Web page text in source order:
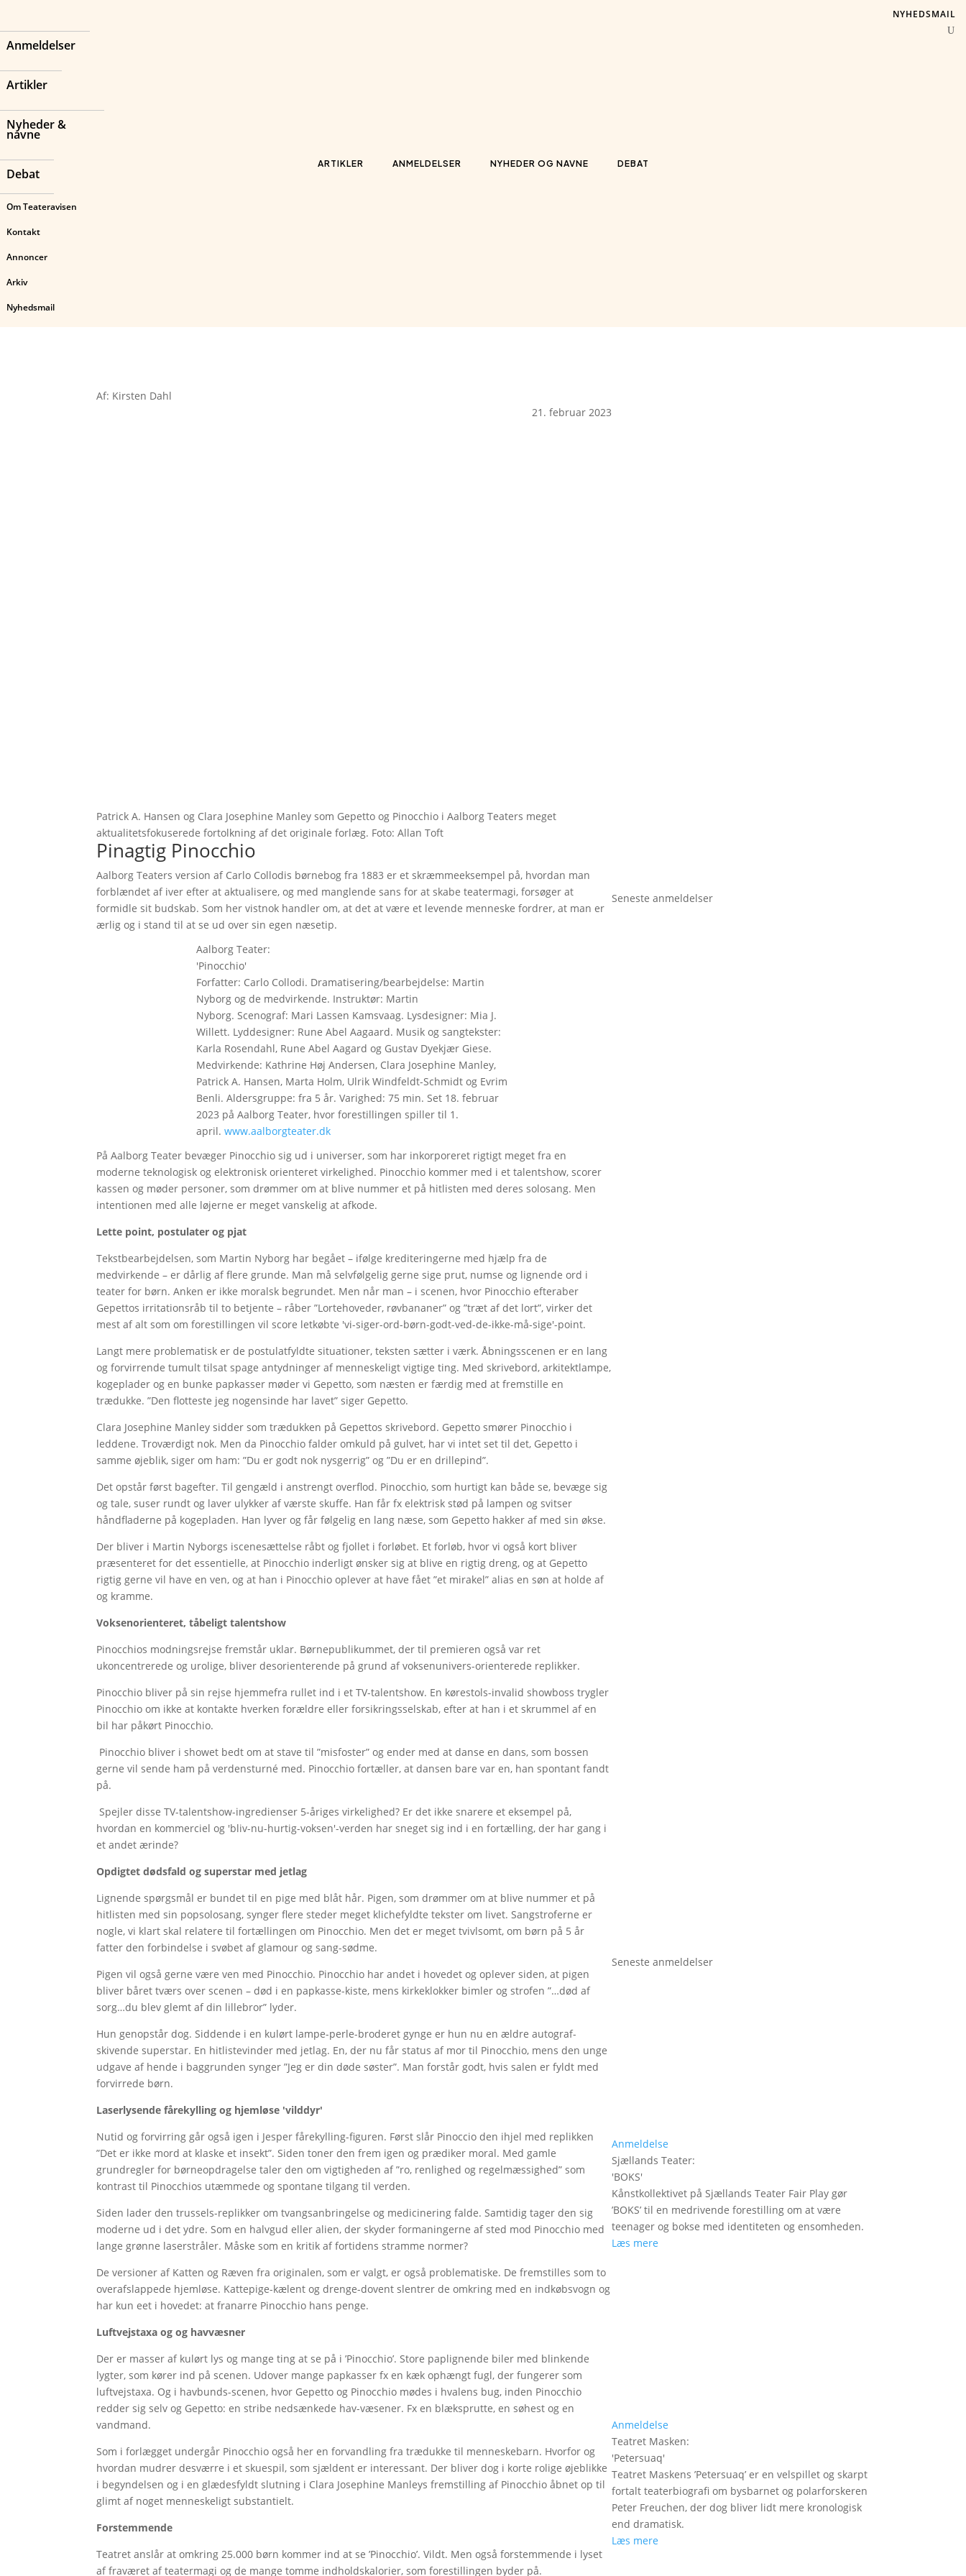
Anmeldelser
Artikler
Nyheder &
navne
Debat
Om Teateravisen
Kontakt
Annoncer
Arkiv
Nyhedsmail
ARTIKLER ANMELDELSER NYHEDER OG NAVNE DEBAT
NYHEDSMAIL
Af: Kirsten Dahl
21. februar 2023
Patrick A. Hansen og Clara Josephine Manley som Gepetto og Pinocchio i Aalborg Teaters meget
aktualitetsfokuserede fortolkning af det originale forlæg. Foto: Allan Toft
Pinagtig Pinocchio
Aalborg Teaters version af Carlo Collodis børnebog fra 1883 er et skræmmeeksempel på, hvordan man
forblændet af iver efter at aktualisere, og med manglende sans for at skabe teatermagi, forsøger at
formidle sit budskab. Som her vistnok handler om, at det at være et levende menneske fordrer, at man er
ærlig og i stand til at se ud over sin egen næsetip.
Aalborg Teater:
'Pinocchio'
Forfatter: Carlo Collodi. Dramatisering/bearbejdelse: Martin
Nyborg og de medvirkende. Instruktør: Martin
Nyborg. Scenograf: Mari Lassen Kamsvaag. Lysdesigner: Mia J.
Willett. Lyddesigner: Rune Abel Aagaard. Musik og sangtekster:
Karla Rosendahl, Rune Abel Aagard og Gustav Dyekjær Giese.
Medvirkende: Kathrine Høj Andersen, Clara Josephine Manley,
Patrick A. Hansen, Marta Holm, Ulrik Windfeldt-Schmidt og Evrim
Benli. Aldersgruppe: fra 5 år. Varighed: 75 min. Set 18. februar
2023 på Aalborg Teater, hvor forestillingen spiller til 1.
april. www.aalborgteater.dk
På Aalborg Teater bevæger Pinocchio sig ud i universer, som har inkorporeret rigtigt meget fra en
moderne teknologisk og elektronisk orienteret virkelighed. Pinocchio kommer med i et talentshow, scorer
kassen og møder personer, som drømmer om at blive nummer et på hitlisten med deres solosang. Men
intentionen med alle løjerne er meget vanskelig at afkode.
Lette point, postulater og pjat
Tekstbearbejdelsen, som Martin Nyborg har begået – ifølge krediteringerne med hjælp fra de
medvirkende – er dårlig af flere grunde. Man må selvfølgelig gerne sige prut, numse og lignende ord i
teater for børn. Anken er ikke moralsk begrundet. Men når man – i scenen, hvor Pinocchio efteraber
Gepettos irritationsråb til to betjente – råber ”Lortehoveder, røvbananer” og ”træt af det lort”, virker det
mest af alt som om forestillingen vil score letkøbte 'vi-siger-ord-børn-godt-ved-de-ikke-må-sige'-point.
Langt mere problematisk er de postulatfyldte situationer, teksten sætter i værk. Åbningsscenen er en lang
og forvirrende tumult tilsat spage antydninger af menneskeligt vigtige ting. Med skrivebord, arkitektlampe,
kogeplader og en bunke papkasser møder vi Gepetto, som næsten er færdig med at fremstille en
trædukke. ”Den flotteste jeg nogensinde har lavet” siger Gepetto.
Clara Josephine Manley sidder som trædukken på Gepettos skrivebord. Gepetto smører Pinocchio i
leddene. Troværdigt nok. Men da Pinocchio falder omkuld på gulvet, har vi intet set til det, Gepetto i
samme øjeblik, siger om ham: ”Du er godt nok nysgerrig” og ”Du er en drillepind”.
Det opstår først bagefter. Til gengæld i anstrengt overflod. Pinocchio, som hurtigt kan både se, bevæge sig
og tale, suser rundt og laver ulykker af værste skuffe. Han får fx elektrisk stød på lampen og svitser
håndfladerne på kogepladen. Han lyver og får følgelig en lang næse, som Gepetto hakker af med sin økse.
Der bliver i Martin Nyborgs iscenesættelse råbt og fjollet i forløbet. Et forløb, hvor vi også kort bliver
præsenteret for det essentielle, at Pinocchio inderligt ønsker sig at blive en rigtig dreng, og at Gepetto
rigtig gerne vil have en ven, og at han i Pinocchio oplever at have fået ”et mirakel” alias en søn at holde af
og kramme.
Voksenorienteret, tåbeligt talentshow
Pinocchios modningsrejse fremstår uklar. Børnepublikummet, der til premieren også var ret
ukoncentrerede og urolige, bliver desorienterende på grund af voksenunivers-orienterede replikker.
Pinocchio bliver på sin rejse hjemmefra rullet ind i et TV-talentshow. En kørestols-invalid showboss trygler
Pinocchio om ikke at kontakte hverken forældre eller forsikringsselskab, efter at han i et skrummel af en
bil har påkørt Pinocchio.
Pinocchio bliver i showet bedt om at stave til ”misfoster” og ender med at danse en dans, som bossen
gerne vil sende ham på verdensturné med. Pinocchio fortæller, at dansen bare var en, han spontant fandt
på.
Spejler disse TV-talentshow-ingredienser 5-åriges virkelighed? Er det ikke snarere et eksempel på,
hvordan en kommerciel og 'bliv-nu-hurtig-voksen'-verden har sneget sig ind i en fortælling, der har gang i
et andet ærinde?
Opdigtet dødsfald og superstar med jetlag
Lignende spørgsmål er bundet til en pige med blåt hår. Pigen, som drømmer om at blive nummer et på
hitlisten med sin popsolosang, synger flere steder meget klichefyldte tekster om livet. Sangstroferne er
nogle, vi klart skal relatere til fortællingen om Pinocchio. Men det er meget tvivlsomt, om børn på 5 år
fatter den forbindelse i svøbet af glamour og sang-sødme.
Pigen vil også gerne være ven med Pinocchio. Pinocchio har andet i hovedet og oplever siden, at pigen
bliver båret tværs over scenen – død i en papkasse-kiste, mens kirkeklokker bimler og strofen ”…død af
sorg…du blev glemt af din lillebror” lyder.
Hun genopstår dog. Siddende i en kulørt lampe-perle-broderet gynge er hun nu en ældre autograf-
skivende superstar. En hitlistevinder med jetlag. En, der nu får status af mor til Pinocchio, mens den unge
udgave af hende i baggrunden synger ”Jeg er din døde søster”. Man forstår godt, hvis salen er fyldt med
forvirrede børn.
Laserlysende fårekylling og hjemløse 'vilddyr'
Nutid og forvirring går også igen i Jesper fårekylling-figuren. Først slår Pinoccio den ihjel med replikken
”Det er ikke mord at klaske et insekt”. Siden toner den frem igen og prædiker moral. Med gamle
grundregler for børneopdragelse taler den om vigtigheden af ”ro, renlighed og regelmæssighed” som
kontrast til Pinocchios utæmmede og spontane tilgang til verden.
Siden lader den trussels-replikker om tvangsanbringelse og medicinering falde. Samtidig tager den sig
moderne ud i det ydre. Som en halvgud eller alien, der skyder formaningerne af sted mod Pinocchio med
lange grønne laserstråler. Måske som en kritik af fortidens stramme normer?
De versioner af Katten og Ræven fra originalen, som er valgt, er også problematiske. De fremstilles som to
overafslappede hjemløse. Kattepige-kælent og drenge-dovent slentrer de omkring med en indkøbsvogn og
har kun eet i hovedet: at franarre Pinocchio hans penge.
Luftvejstaxa og og havvæsner
Der er masser af kulørt lys og mange ting at se på i ’Pinocchio’. Store paplignende biler med blinkende
lygter, som kører ind på scenen. Udover mange papkasser fx en kæk ophængt fugl, der fungerer som
luftvejstaxa. Og i havbunds-scenen, hvor Gepetto og Pinocchio mødes i hvalens bug, inden Pinocchio
redder sig selv og Gepetto: en stribe nedsænkede hav-væsener. Fx en blæksprutte, en søhest og en
vandmand.
Som i forlægget undergår Pinocchio også her en forvandling fra trædukke til menneskebarn. Hvorfor og
hvordan mudrer desværre i et skuespil, som sjældent er interessant. Der bliver dog i korte rolige øjeblikke
i begyndelsen og i en glædesfyldt slutning i Clara Josephine Manleys fremstilling af Pinocchio åbnet op til
glimt af noget menneskeligt substantielt.
Forstemmende
Teatret anslår at omkring 25.000 børn kommer ind at se ’Pinocchio’. Vildt. Men også forstemmende i lyset
af fraværet af teatermagi og de mange tomme indholdskalorier, som forestillingen byder på.
Seneste anmeldelser
Seneste anmeldelser
Anmeldelse
Sjællands Teater:
'BOKS'
Kånstkollektivet på Sjællands Teater Fair Play gør
’BOKS’ til en medrivende forestilling om at være
teenager og bokse med identiteten og ensomheden.
Læs mere
Anmeldelse
Teatret Masken:
'Petersuaq'
Teatret Maskens ’Petersuaq’ er en velspillet og skarpt
fortalt teaterbiografi om bysbarnet og polarforskeren
Peter Freuchen, der dog bliver lidt mere kronologisk
end dramatisk.
Læs mere